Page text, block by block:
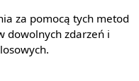
za pomocą tych metod
dowolnych zdarzeń i